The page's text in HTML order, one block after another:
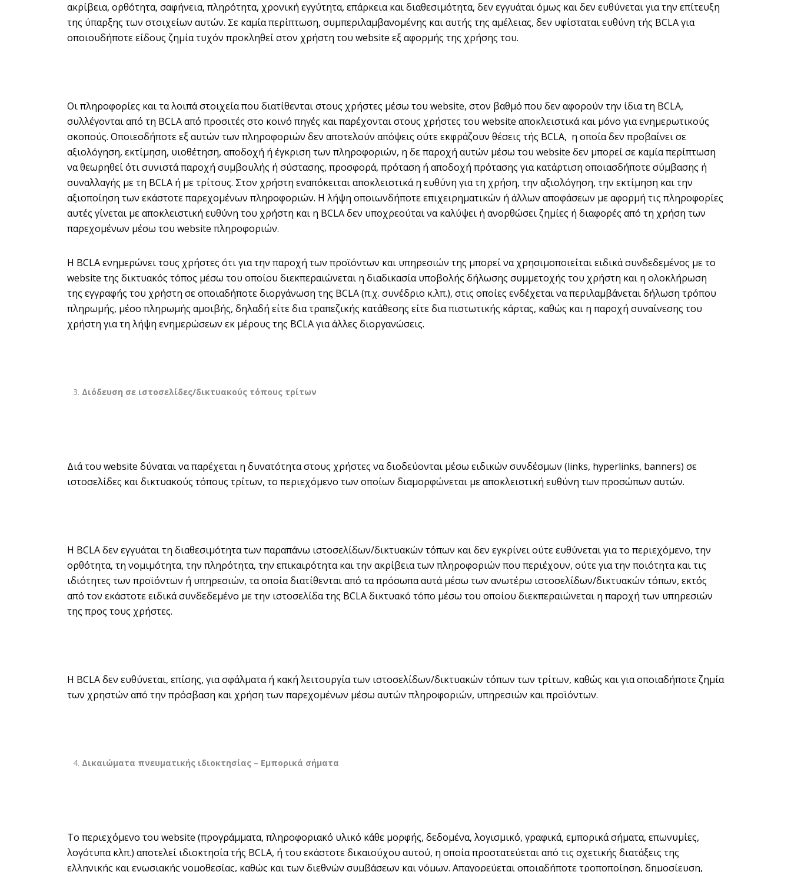
ακρίβεια, ορθότητα, σαφήνεια, πληρότητα, χρονική εγγύτητα, επάρκεια και διαθεσιμότητα, δεν εγγυάται όμως και δεν ευθύνεται για την επίτευξη
της ύπαρξης των στοιχείων αυτών. Σε καμία περίπτωση, συμπεριλαμβανομένης και αυτής της αμέλειας, δεν υφίσταται ευθύνη τής BCLA για
οποιουδήποτε είδους ζημία τυχόν προκληθεί στον χρήστη του website εξ αφορμής της χρήσης του.
Οι πληροφορίες και τα λοιπά στοιχεία που διατίθενται στους χρήστες μέσω του website, στον βαθμό που δεν αφορούν την ίδια τη BCLA,
συλλέγονται από τη BCLA από προσιτές στο κοινό πηγές και παρέχονται στους χρήστες του website αποκλειστικά και μόνο για ενημερωτικούς
σκοπούς. Οποιεσδήποτε εξ αυτών των πληροφοριών δεν αποτελούν απόψεις ούτε εκφράζουν θέσεις τής BCLA, η οποία δεν προβαίνει σε
αξιολόγηση, εκτίμηση, υιοθέτηση, αποδοχή ή έγκριση των πληροφοριών, η δε παροχή αυτών μέσω του website δεν μπορεί σε καμία περίπτωση
να θεωρηθεί ότι συνιστά παροχή συμβουλής ή σύστασης, προσφορά, πρόταση ή αποδοχή πρότασης για κατάρτιση οποιασδήποτε σύμβασης ή
συναλλαγής με τη BCLA ή με τρίτους. Στον χρήστη εναπόκειται αποκλειστικά η ευθύνη για τη χρήση, την αξιολόγηση, την εκτίμηση και την
αξιοποίηση των εκάστοτε παρεχομένων πληροφοριών. Η λήψη οποιωνδήποτε επιχειρηματικών ή άλλων αποφάσεων με αφορμή τις πληροφορίες
αυτές γίνεται με αποκλειστική ευθύνη του χρήστη και η BCLA δεν υποχρεούται να καλύψει ή ανορθώσει ζημίες ή διαφορές από τη χρήση των
παρεχομένων μέσω του website πληροφοριών.
Η BCLA ενημερώνει τους χρήστες ότι για την παροχή των προϊόντων και υπηρεσιών της μπορεί να χρησιμοποιείται ειδικά συνδεδεμένος με το
website της δικτυακός τόπος μέσω του οποίου διεκπεραιώνεται η διαδικασία υποβολής δήλωσης συμμετοχής του χρήστη και η ολοκλήρωση
της εγγραφής του χρήστη σε οποιαδήποτε διοργάνωση της BCLA (π.χ. συνέδριο κ.λπ.), στις οποίες ενδέχεται να περιλαμβάνεται δήλωση τρόπου
πληρωμής, μέσο πληρωμής αμοιβής, δηλαδή είτε δια τραπεζικής κατάθεσης είτε δια πιστωτικής κάρτας, καθώς και η παροχή συναίνεσης του
χρήστη για τη λήψη ενημερώσεων εκ μέρους της BCLA για άλλες διοργανώσεις.
Διόδευση σε ιστοσελίδες/δικτυακούς τόπους τρίτων
Διά του website δύναται να παρέχεται η δυνατότητα στους χρήστες να διοδεύονται μέσω ειδικών συνδέσμων (links, hyperlinks, banners) σε
ιστοσελίδες και δικτυακούς τόπους τρίτων, το περιεχόμενο των οποίων διαμορφώνεται με αποκλειστική ευθύνη των προσώπων αυτών.
Η BCLA δεν εγγυάται τη διαθεσιμότητα των παραπάνω ιστοσελίδων/δικτυακών τόπων και δεν εγκρίνει ούτε ευθύνεται για το περιεχόμενο, την
ορθότητα, τη νομιμότητα, την πληρότητα, την επικαιρότητα και την ακρίβεια των πληροφοριών που περιέχουν, ούτε για την ποιότητα και τις
ιδιότητες των προϊόντων ή υπηρεσιών, τα οποία διατίθενται από τα πρόσωπα αυτά μέσω των ανωτέρω ιστοσελίδων/δικτυακών τόπων, εκτός
από τον εκάστοτε ειδικά συνδεδεμένο με την ιστοσελίδα της BCLA δικτυακό τόπο μέσω του οποίου διεκπεραιώνεται η παροχή των υπηρεσιών
της προς τους χρήστες.
Η BCLA δεν ευθύνεται, επίσης, για σφάλματα ή κακή λειτουργία των ιστοσελίδων/δικτυακών τόπων των τρίτων, καθώς και για οποιαδήποτε ζημία
των χρηστών από την πρόσβαση και χρήση των παρεχομένων μέσω αυτών πληροφοριών, υπηρεσιών και προϊόντων.
Δικαιώματα πνευματικής ιδιοκτησίας – Εμπορικά σήματα
Το περιεχόμενο του website (προγράμματα, πληροφοριακό υλικό κάθε μορφής, δεδομένα, λογισμικό, γραφικά, εμπορικά σήματα, επωνυμίες,
λογότυπα κλπ.) αποτελεί ιδιοκτησία τής BCLA, ή του εκάστοτε δικαιούχου αυτού, η οποία προστατεύεται από τις σχετικής διατάξεις της
ελληνικής και ενωσιακής νομοθεσίας, καθώς και των διεθνών συμβάσεων και νόμων. Απαγορεύεται οποιαδήποτε τροποποίηση, δημοσίευση,